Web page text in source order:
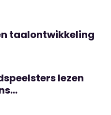
taalontwikkeling
lezen